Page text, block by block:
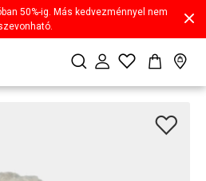
50%-ig. Más kedvezménnyel nem